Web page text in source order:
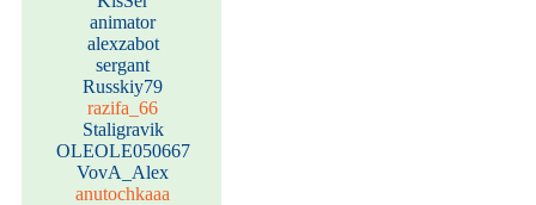
animator
alexzabot
sergant
Russkiy79
razifa_66
Staligravik
OLEOLE050667
VovA_Alex
anutochkaaa